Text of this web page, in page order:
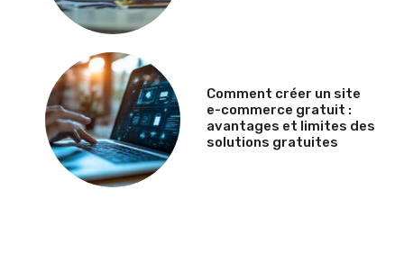
Comment créer un site
e-commerce gratuit :
avantages et limites des
solutions gratuites